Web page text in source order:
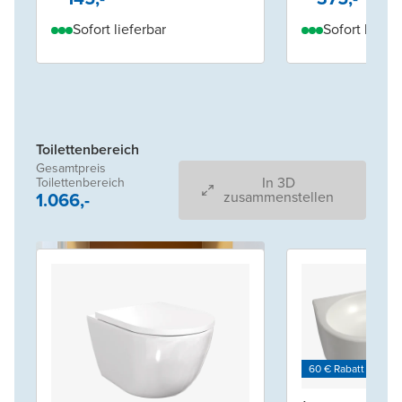
Sofort lieferbar Sofort
Toilettenbereich
Gesamtpreis
Toilettenbereich
1.066,-
In 3D
zusammenstellen
60 € Rabatt je 600